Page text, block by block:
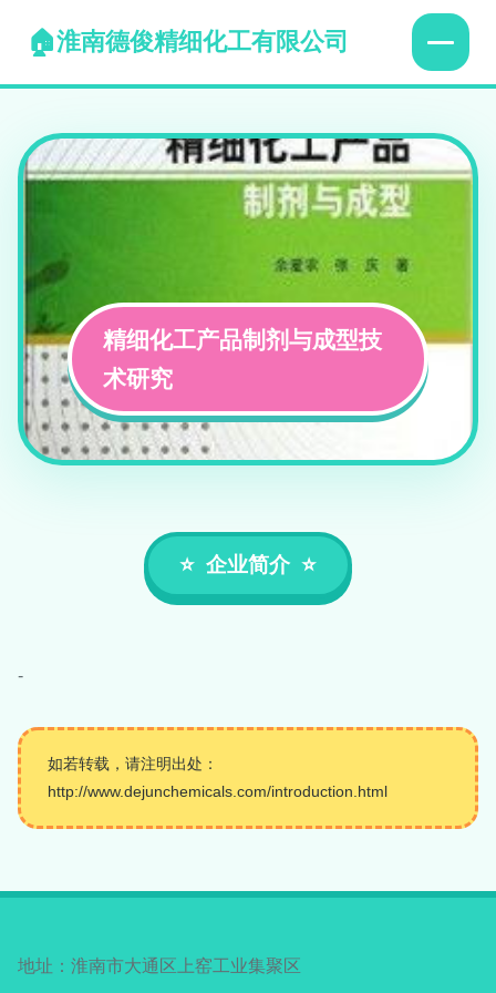
淮南德俊精细化工有限公司
精细化工产品制剂与成型技
术研究
企业简介
-
如若转载，请注明出处：
http://www.dejunchemicals.com/introduction.html
地址：淮南市大通区上窑工业集聚区